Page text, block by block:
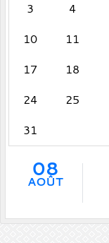
3
4
10
11
17
18
24
25
31
08
AOÛT